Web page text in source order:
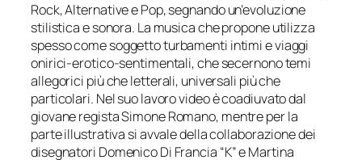
Rock, Alternative e Pop, segnando un’evoluzione
stilistica e sonora. La musica che propone utilizza
spesso come soggetto turbamenti intimi e viaggi
onirici-erotico-sentimentali, che secernono temi
allegorici più che letterali, universali più che
particolari. Nel suo lavoro video è coadiuvato dal
giovane regista Simone Romano, mentre per la
parte illustrativa si avvale della collaborazione dei
disegnatori Domenico Di Francia “K” e Martina